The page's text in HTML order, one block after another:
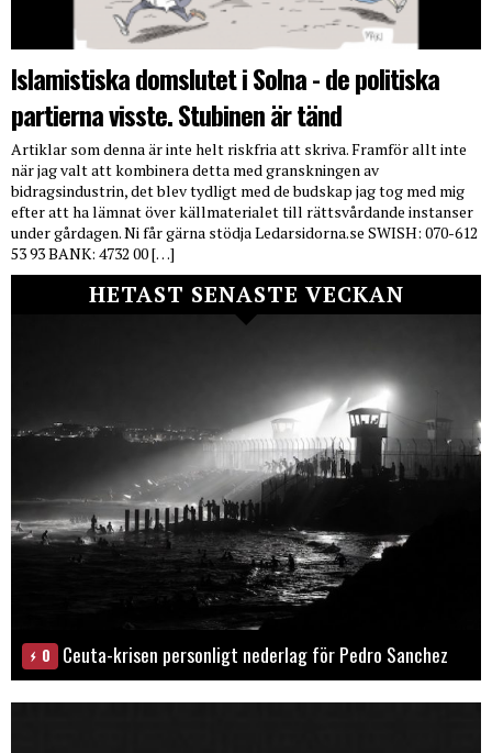
Islamistiska domslutet i Solna - de politiska
partierna visste. Stubinen är tänd
Artiklar som denna är inte helt riskfria att skriva. Framför allt inte
när jag valt att kombinera detta med granskningen av
bidragsindustrin, det blev tydligt med de budskap jag tog med mig
efter att ha lämnat över källmaterialet till rättsvårdande instanser
under gårdagen. Ni får gärna stödja Ledarsidorna.se SWISH: 070-612
53 93 BANK: 4732 00 […]
HETAST SENASTE VECKAN
0 Ceuta-krisen personligt nederlag för Pedro Sanchez